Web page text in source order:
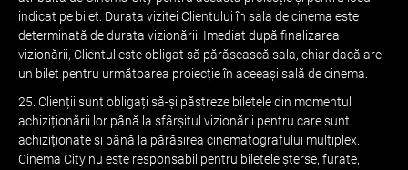
indicat pe bilet. Durata vizitei Clientului în sala de cinema este
determinată de durata vizionării. Imediat după finalizarea
vizionării, Clientul este obligat să părăsească sala, chiar dacă are
un bilet pentru următoarea proiecție în aceeași sală de cinema.
25. Clienții sunt obligați să-și păstreze biletele din momentul
achiziționării lor până la sfârșitul vizionării pentru care sunt
achiziționate și până la părăsirea cinematografului multiplex.
Cinema City nu este responsabil pentru biletele șterse, furate,